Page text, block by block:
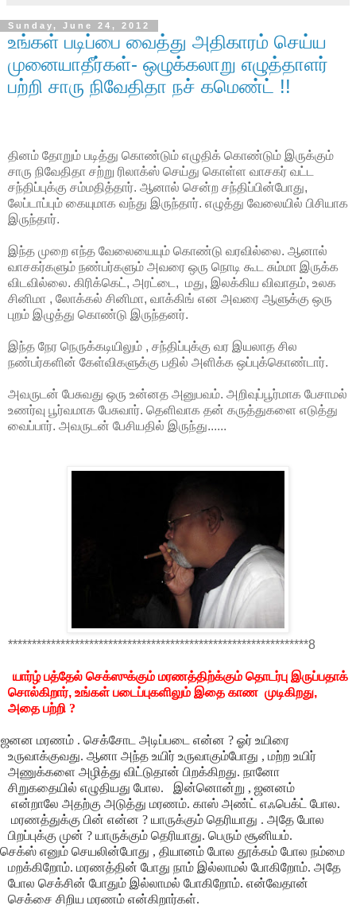
Sunday, June 24, 2012
உங்கள் படிப்பை வைத்து அதிகாரம் செய்ய
முனையாதீர்கள்- ஒழுக்கலாறு எழுத்தாளர்
பற்றி சாரு நிவேதிதா நச் கமெண்ட் !!
தினம் தோறும் படித்து கொண்டும் எழுதிக் கொண்டும் இருக்கும்
சாரு நிவேதிதா சற்று ரிலாக்ஸ் செய்து கொள்ள வாசகர் வட்ட
சந்திப்புக்கு சம்மதித்தார். ஆனால் சென்ற சந்திப்பின்போது,
லேப்டாப்பும் கையுமாக வந்து இருந்தார். எழுத்து வேலையில் பிசியாக
இருந்தார்.
இந்த முறை எந்த வேலையையும் கொண்டு வரவில்லை. ஆனால்
வாசகர்களும் நண்பர்களும் அவரை ஒரு நொடி கூட சும்மா இருக்க
விடவில்லை. கிரிக்கெட், அரட்டை, மது, இலக்கிய விவாதம், உலக
சினிமா , லோக்கல் சினிமா, வாக்கிங் என அவரை ஆளுக்கு ஒரு
புறம் இழுத்து கொண்டு இருந்தனர்.
இந்த நேர நெருக்கடியிலும் , சந்திப்புக்கு வர இயலாத சில
நண்பர்களின் கேள்விகளுக்கு பதில் அளிக்க ஒப்புக்கொண்டார்.
அவருடன் பேசுவது ஒரு உன்னத அனுபவம். அறிவுப்பூர்மாக பேசாமல்
உணர்வு பூர்வமாக பேசுவார். தெளிவாக தன் கருத்துகளை எடுத்து
வைப்பார். அவருடன் பேசியதில் இருந்து......
***************************************************************8
யார்ழ் பத்தேல் செக்ஸுக்கும் மரணத்திற்க்கும் தொடர்பு இருப்பதாக்
சொல்கிறார், உங்கள் படைப்புகளிலும் இதை காண முடிகிறது,
அதை பற்றி ?
மரணம் . செக்சோட அடிப்படை என்ன ? ஓர் உயிரை
உருவாக்குவது. ஆனா அந்த உயிர் உருவாகும்போது , மற்ற உயிர்
அணுக்களை அழித்து விட்டுதான் பிறக்கிறது. நானோ
சிறுகதையில் எழுதியது போல. இன்னொன்று , ஜனனம்
என்றாலே அதற்கு அடுத்து மரணம். காஸ் அண்ட் எஃபெக்ட் போல.
மரணத்துக்கு பின் என்ன ? யாருக்கும் தெரியாது . அதே போல
பிறப்புக்கு முன் ? யாருக்கும் தெரியாது. பெரும் சூனியம்.
எனும் செயலின்போது , தியானம் போல தூக்கம் போல நம்மை
மறக்கிறோம். மரணத்தின் போது நாம் இல்லாமல் போகிறோம். அதே
போல செக்சின் போதும் இல்லாமல் போகிறோம். என்வேதான்
செக்சை சிறிய மரணம் என்கிறார்கள்.